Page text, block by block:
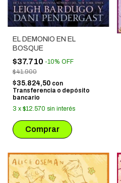
EL DEMONIO EN EL
BOSQUE
$37.710 -10% OFF
$41.900
$35.824,50 con
Transferencia o depósito
bancario
3 x $12.570 sin interés